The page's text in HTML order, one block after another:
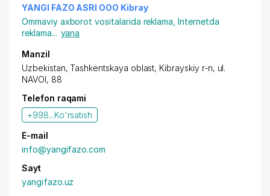
YANGI FAZO ASRI OOO Kibray
Ommaviy axborot vositalarida reklama ,Internetda
reklama... yana
Manzil
Uzbekistan, Tashkentskaya oblast, Kibrayskiy r-n, ul.
NAVOI, 88
Telefon raqami
+998...Ko'rsatish
E-mail
info@yangifazo.com
Sayt
yangifazo.uz